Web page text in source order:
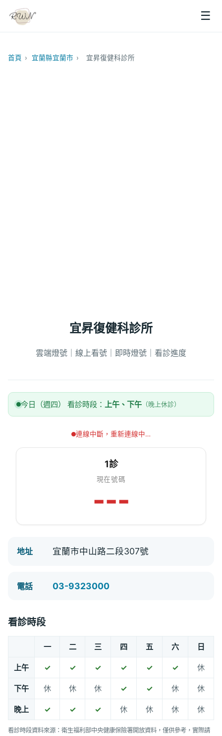
☰
首頁 › 宜蘭縣宜蘭市 › 宜昇復健科診所
宜昇復健科診所
雲端燈號｜線上看號｜即時燈號｜看診進度
今日（週四） 看診時段： 上午、下午 （晚上休診）
連線中斷，重新連線中…
1診
現在號碼
---
地址 宜蘭市中山路二段307號
電話 03-9323000
看診時段
一 二 三 四 五 六 日
上午 ✓ ✓ ✓ ✓ ✓ ✓ 休
下午 休 休 休 ✓ ✓ 休 休
晚上 ✓ ✓ ✓ 休 休 休 休
看診時段資料來源：衛生福利部中央健康保險署開放資料，僅供參考，實際請